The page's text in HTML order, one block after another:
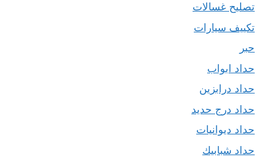
تصليح غسالات
تكييف سيارات
حبر
حداد ابواب
حداد درابزين
حداد درج حديد
حداد ديوانيات
حداد شبابيك